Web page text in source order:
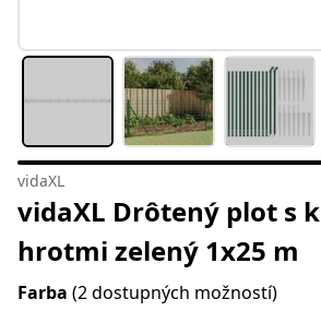
vidaXL
vidaXL Drôtený plot s
hrotmi zelený 1x25 m
Farba (2 dostupných možností)